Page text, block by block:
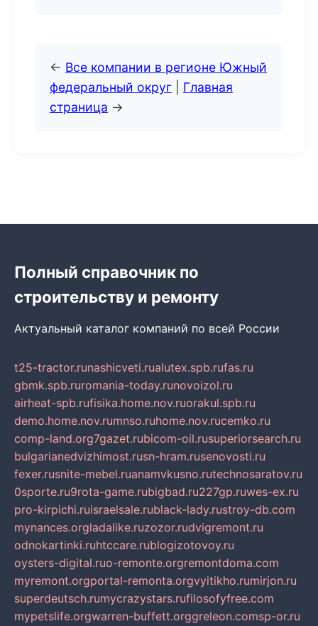
← Все компании в регионе Южный
федеральный округ
Главная
страница →
Полный справочник по
строительству и ремонту
Актуальный каталог компаний по всей России
t25-tractor.runashicveti.rualutex.spb.rufas.ru
gbmk.spb.ruromania-today.runovoizol.ru
airheat-spb.rufisika.home.nov.ruorakul.spb.ru
demo.home.nov.rumnso.ruhome.nov.rucemko.ru
comp-land.org7gazet.rubicom-oil.rusuperiorsearch.ru
bulgarianedvizhimost.rusn-hram.rusenovosti.ru
fexer.rusnite-mebel.ruanamvkusno.rutechnosaratov.ru
0sporte.ru9rota-game.rubigbad.ru227gp.ruwes-ex.ru
pro-kirpichi.ruisraelsale.rublack-lady.rustroy-db.com
mynances.orgladalike.ruzozor.rudvigremont.ru
odnokartinki.ruhtccare.rublogizotovoy.ru
oysters-digital.ruo-remonte.orgremontdoma.com
myremont.orgportal-remonta.orgvyitikho.rumirjon.ru
superdeutsch.rumycrazystars.rufilosofyfree.com
mypetslife.orgwarren-buffett.orggreleon.comsp-or.ru